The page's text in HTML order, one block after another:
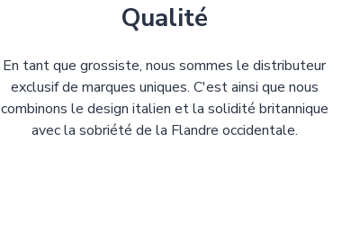
Qualité
En tant que grossiste, nous sommes le distributeur
exclusif de marques uniques. C'est ainsi que nous
combinons le design italien et la solidité britannique
avec la sobriété de la Flandre occidentale.